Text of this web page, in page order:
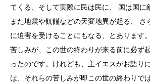
てくる、そして実際に民は民に、 国は国に
また地震や飢饉などの天変地異が起る、 さ
に迫害を受けることにもなる、とあります
苦しみが、この世の終わりが来る前に必ず
ったのです。けれども、主イエスがお語り
は、それらの苦しみが即この世の終わりで